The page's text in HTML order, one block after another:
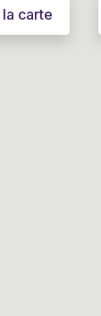
carte